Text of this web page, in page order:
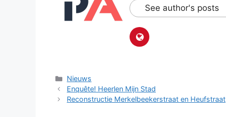
See author's posts
Categorieën
Nieuws
Enquête! Heerlen Mijn Stad
Reconstructie Merkelbeekerstraat en Heufstraat